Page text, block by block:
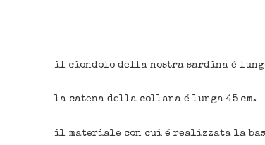
il ciondolo della nostra sardina é
la catena della collana é lunga 45 cm.
il materiale con cui é realizzata la